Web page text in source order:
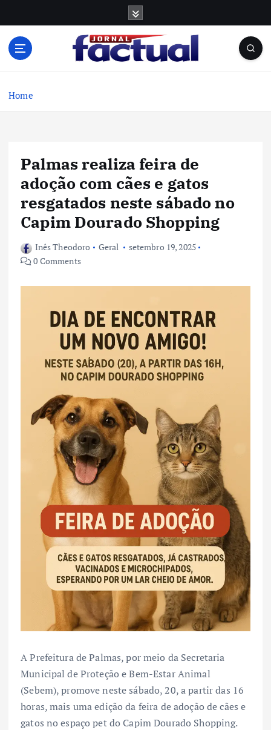
Home
Palmas realiza feira de
adoção com cães e gatos
resgatados neste sábado no
Capim Dourado Shopping
Inês Theodoro Geral
setembro 19, 2025
0 Comments
A Prefeitura de Palmas, por meio da Secretaria
Municipal de Proteção e Bem-Estar Animal
(Sebem), promove neste sábado, 20, a partir das 16
horas, mais uma edição da feira de adoção de cães e
gatos no espaço pet do Capim Dourado Shopping.